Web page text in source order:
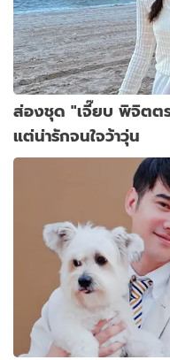
ส่องชุด "เจี๊ยบ พิจิตตร
แต่น่ารักจนใจว้าวุ่น